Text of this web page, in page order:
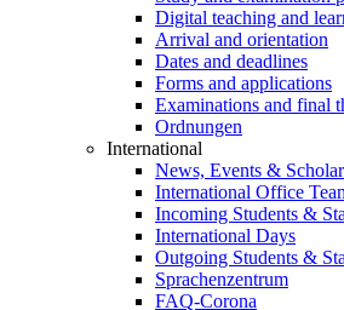
Digital teaching and
Arrival and orientation
Dates and deadlines
Forms and applications
Examinations and final
Ordnungen
International
News, Events &
International Office
Incoming Students &
International Days
Outgoing Students &
Sprachenzentrum
FAQ-Corona